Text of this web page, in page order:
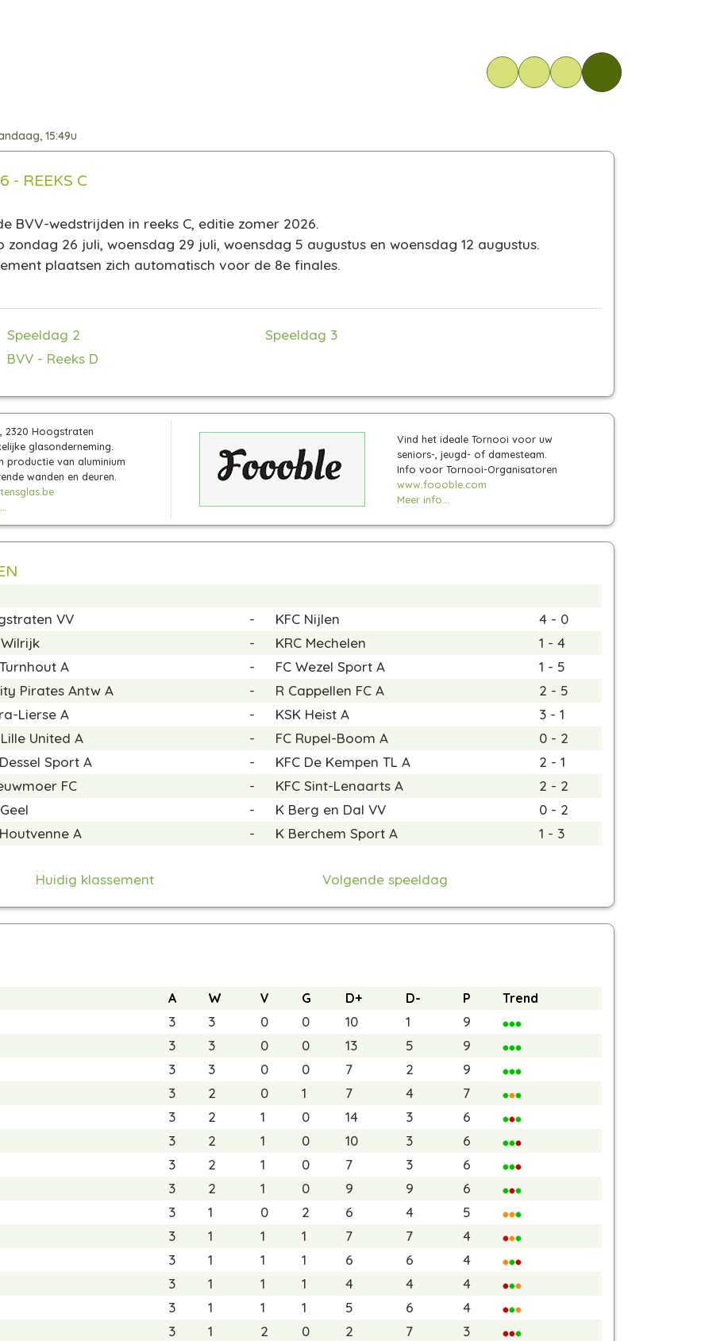
15:49u
- REEKS C
BVV-wedstrijden in reeks C, editie zomer 2026.
26 juli, woensdag 29 juli, woensdag 5 augustus en woensdag 12 augustus.
plaatsen zich automatisch voor de 8e finales.
Speeldag 2
Speeldag 3
BVV - Reeks D
2320 Hoogstraten
glasonderneming.
productie van aluminium
wanden en deuren.
Vind het ideale Tornooi voor uw
seniors-, jeugd- of damesteam.
Info voor Tornooi-Organisatoren
www.foooble.com
Meer info...
VV - KFC Nijlen
4 - 0
- KRC Mechelen
1 - 4
A - FC Wezel Sport A
1 - 5
Pirates Antw A - R Cappellen FC A
2 - 5
Lierse A - KSK Heist A
3 - 1
United A - FC Rupel-Boom A
0 - 2
Sport A - KFC De Kempen TL A
2 - 1
FC - KFC Sint-Lenaarts A
2 - 2
- K Berg en Dal VV
0 - 2
A - K Berchem Sport A 1 - 3
Huidig klassement Volgende speeldag
A W V G D+ D- P Trend
3 3 0 0 10 1
9
3 3 0 0 13 5
9
3 3 0 0 7 2
9
3 2 0 1 7 4
7
3 2 1 0 14 3
6
3 2 1 0 10 3
6
3 2 1 0 7 3
6
3 2 1 0 9 9
6
3 1 0 2 6 4
5
3 1 1 1 7 7
4
3 1 1 1 6 6
4
3 1 1 1 4 4
4
3 1 1 1 5 6
4
3 1 2 0 2 7
3